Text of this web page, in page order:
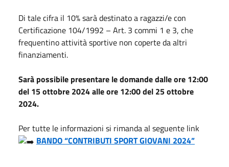
Di tale cifra il 10% sarà destinato a ragazzi/e con
Certificazione 104/1992 – Art. 3 commi 1 e 3, che
frequentino attività sportive non coperte da altri
finanziamenti.
Sarà possibile presentare le domande dalle ore 12:00
del 15 ottobre 2024 alle ore 12:00 del 25 ottobre
2024.
Per tutte le informazioni si rimanda al seguente link
BANDO “CONTRIBUTI SPORT GIOVANI 2024”